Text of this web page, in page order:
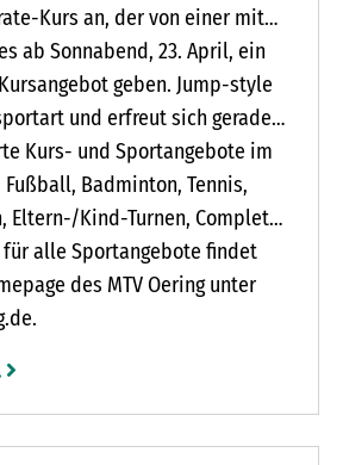
Kurs an, der von einer mit
(1. Dan) ausgezeichneten
wird. Der MTV Oering ist
Christina Pöring für seine
zu können. Nähere Infos zu
man unter
Das Kursangebot findet
von 18.30 bis 20 Uhr in der
statt.
ab Sonnabend, 23. April, ein
geben. Jump-style
und erfreut sich gerade
sehr großer Beliebtheit.
diesem Tag in der Zeit von 13
Sporthalle Oering statt und wird
einem jungen und sehr
geleitet. Fynn Petersen
dabei und brennt für seine
Kurs- und Sportangebote im
Fußball, Badminton, Tennis,
Eltern-/Kind-Turnen, Complete
für alle Sportangebote findet
des MTV Oering unter